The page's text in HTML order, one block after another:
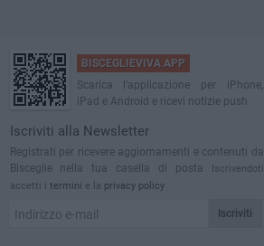
BISCEGLIEVIVA APP
Scarica l'applicazione per iPhone,
iPad e Android e ricevi notizie push
Iscriviti alla Newsletter
Registrati per ricevere aggiornamenti e contenuti da
Bisceglie nella tua casella di posta
Iscrivendoti
accetti i termini e la privacy policy
Iscriviti